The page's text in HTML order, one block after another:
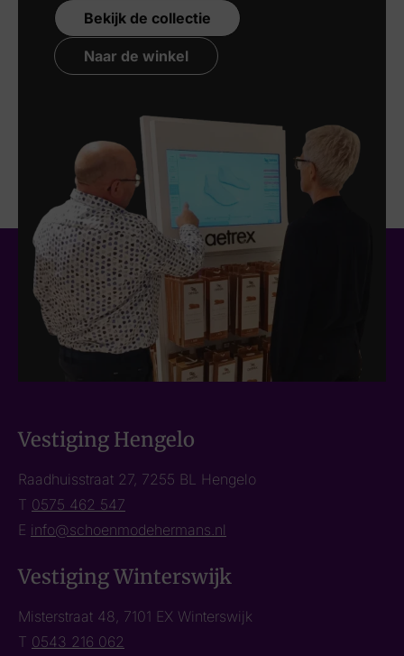
Bekijk de collectie
Naar de winkel
Vestiging Hengelo
Raadhuisstraat 27, 7255 BL Hengelo
T 0575 462 547
E info@schoenmodehermans.nl
Vestiging Winterswijk
Misterstraat 48, 7101 EX Winterswijk
T 0543 216 062